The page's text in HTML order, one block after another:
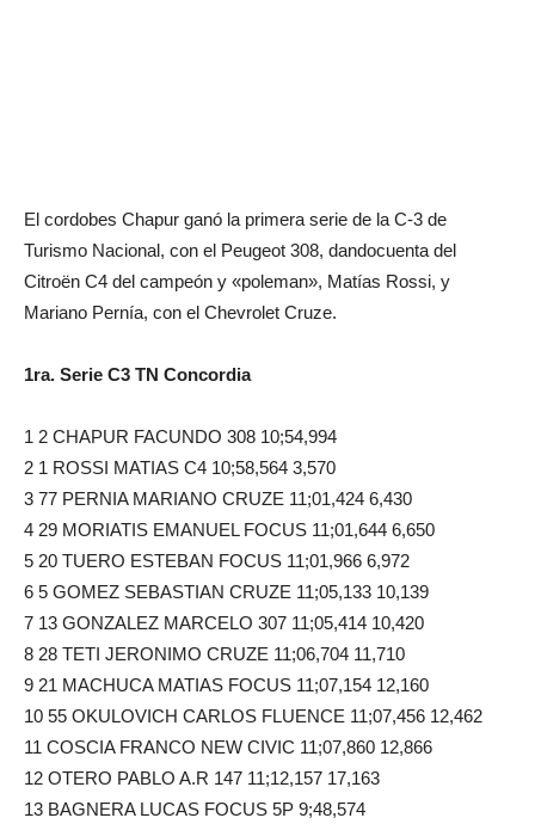
El cordobes Chapur ganó la primera serie de la C-3 de
Turismo Nacional, con el Peugeot 308, dandocuenta del
Citroën C4 del campeón y «poleman», Matías Rossi, y
Mariano Pernía, con el Chevrolet Cruze.
1ra. Serie C3 TN Concordia
1 2 CHAPUR FACUNDO 308 10;54,994
2 1 ROSSI MATIAS C4 10;58,564 3,570
3 77 PERNIA MARIANO CRUZE 11;01,424 6,430
4 29 MORIATIS EMANUEL FOCUS 11;01,644 6,650
5 20 TUERO ESTEBAN FOCUS 11;01,966 6,972
6 5 GOMEZ SEBASTIAN CRUZE 11;05,133 10,139
7 13 GONZALEZ MARCELO 307 11;05,414 10,420
8 28 TETI JERONIMO CRUZE 11;06,704 11,710
9 21 MACHUCA MATIAS FOCUS 11;07,154 12,160
10 55 OKULOVICH CARLOS FLUENCE 11;07,456 12,462
11 COSCIA FRANCO NEW CIVIC 11;07,860 12,866
12 OTERO PABLO A.R 147 11;12,157 17,163
13 BAGNERA LUCAS FOCUS 5P 9;48,574